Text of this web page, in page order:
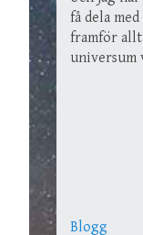
få dela
framför
universum
Blogg